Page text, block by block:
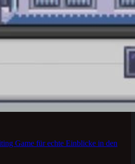
Game für echte Einblicke in den